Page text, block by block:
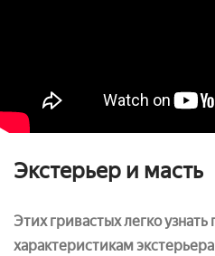
Экстерьер и масть
Этих гривастых легко
характеристикам